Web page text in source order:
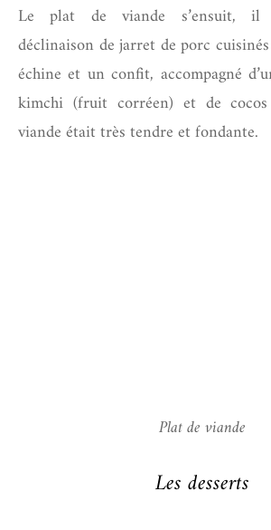
Le plat de viande s’ensuit, il
déclinaison de jarret de porc
échine et un confit, accompagné
kimchi (fruit corréen) et de
viande était très tendre et fondante.
Plat de viande
Les desserts